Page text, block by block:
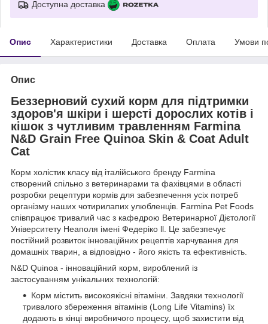
Доступна доставка
Опис Характеристики Доставка Оплата Умови
Опис
Беззерновий сухий корм для підтримки
здоров'я шкіри і шерсті дорослих котів і
кішок з чутливим травленням Farmina
N&D Grain Free Quinoa Skin & Coat Adult
Cat
Корм холістик класу від італійського бренду Farmina
створений спільно з ветеринарами та фахівцями в області
розробки рецептури кормів для забезпечення усіх потреб
організму наших чотирилапих улюбленців. Farmina Pet Foods
співпрацює тривалий час з кафедрою Ветеринарної Дієтології
Університету Неаполя імені Федеріко ll. Це забезпечує
постійний розвиток інноваційних рецептів харчування для
домашніх тварин, а відповідно - його якість та ефективність.
N&D Quinoa - інноваційний корм, вироблений із
застосуванням унікальних технологій:
Корм містить високоякісні вітаміни. Завдяки технології
тривалого збереження вітамінів (Long Life Vitamins) їх
додають в кінці виробничого процесу, щоб захистити від